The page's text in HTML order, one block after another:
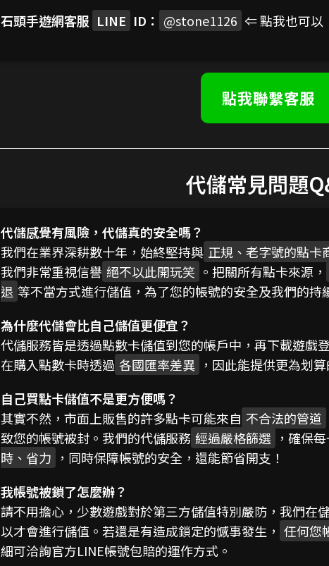
石頭手遊網客服 LINE ID： @stone1126 ⇐ 點我也可以
點我聯繫客服
代儲常見問題
代儲感覺有風險，代儲真的安全嗎？
我們在業界深耕數十年，始終堅持與 正規、老字號的點卡
我們非常重視信譽 絕不以此開玩笑 。把關所有點卡來源，
退 等不當方式進行儲值，為了您的帳號的安全及我們的持
為什麼代儲會比自己儲值更便宜？
代儲服務皆是透過點數卡儲值到您的帳戶中，再下載遊戲
在購入點數卡時透過 各國匯率差異 ，因此能提供更為划算
自己買點卡儲值不是更方便嗎？
其實不然，市面上販售的許多點卡可能來自 不合法的管道
致您的帳號被封。我們的代儲服務 經過嚴格篩選 ，確保
時、省力 ，同時保障帳號的安全，還能節省開支！
我帳號被鎖了怎麼辦？
請不用擔心，少數遊戲對於第三方儲值特別嚴防，我們在
以才會進行儲值。若還是有造成鎖定的憾事發生， 任何您
細可洽詢官方LINE帳號包賠的運作方式。